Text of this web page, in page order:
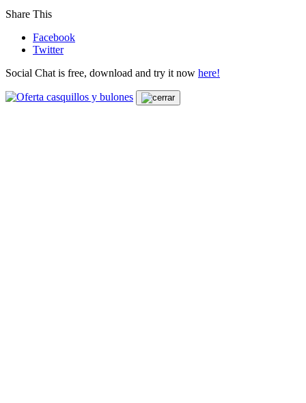
Share This
Facebook
Twitter
Social Chat is free, download and try it now here!